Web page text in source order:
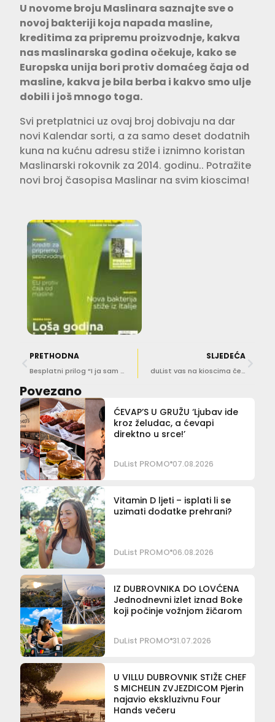
U novome broju Maslinara saznajte sve o
novoj bakteriji koja napada masline,
kreditima za pripremu proizvodnje, kakva
nas maslinarska godina očekuje, kako se
Europska unija bori protiv domaćeg čaja od
masline, kakva je bila berba i kakvo smo ulje
dobili i još mnogo toga.
Svi pretplatnici uz ovaj broj dobivaju na dar
novi Kalendar sorti, a za samo deset dodatnih
kuna na kućnu adresu stiže i iznimno koristan
Maslinarski rokovnik za 2014. godinu.. Potražite
novi broj časopisa Maslinar na svim kioscima!
PRETHODNA
Besplatni prilog “I ja sam dijete Juga”
SLJEDEĆA
duList vas na kioscima čeka dan ranije!
Povezano
ĆEVAP’S U GRUŽU ‘Ljubav ide
kroz želudac, a ćevapi
direktno u srce!’
DuList PROMO 07.08.2026
Vitamin D ljeti – isplati li se
uzimati dodatke prehrani?
DuList PROMO 06.08.2026
IZ DUBROVNIKA DO LOVĆENA
Jednodnevni izlet iznad Boke
koji počinje vožnjom žičarom
DuList PROMO 31.07.2026
U VILLU DUBROVNIK STIŽE CHEF
S MICHELIN ZVJEZDICOM Pjerin
najavio ekskluzivnu Four
Hands večeru